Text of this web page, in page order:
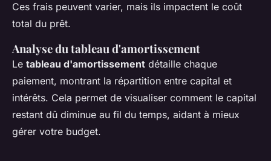
Ces frais peuvent varier, mais ils impactent le coût
total du prêt.
Analyse du tableau d'amortissement
Le tableau d'amortissement détaille chaque
paiement, montrant la répartition entre capital et
intérêts. Cela permet de visualiser comment le capital
restant dû diminue au fil du temps, aidant à mieux
gérer votre budget.